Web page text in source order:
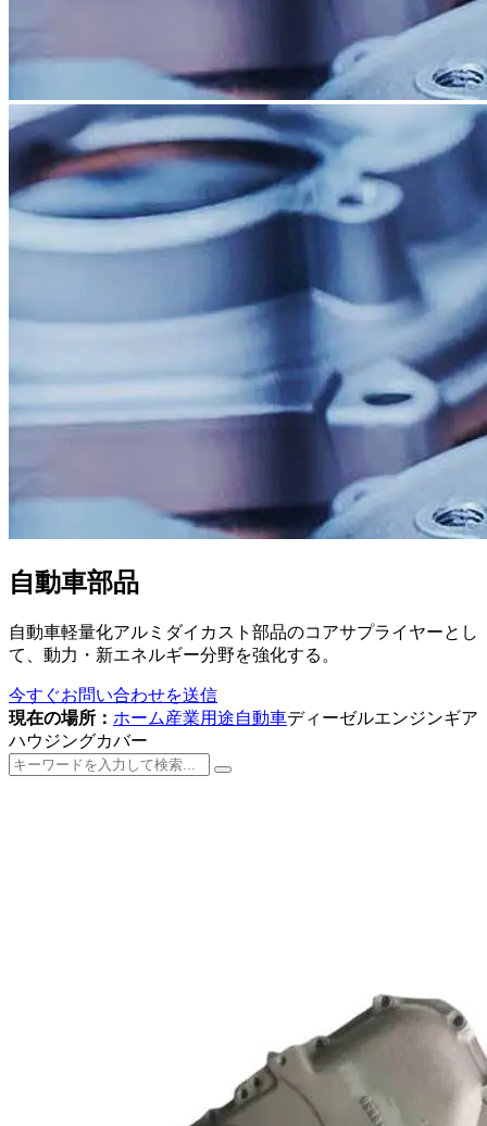
自動車部品
自動車軽量化アルミダイカスト部品のコアサプライヤーとし
て、動力・新エネルギー分野を強化する。
今すぐお問い合わせを送信
現在の場所： ホーム産業用途自動車ディーゼルエンジンギア
ハウジングカバー